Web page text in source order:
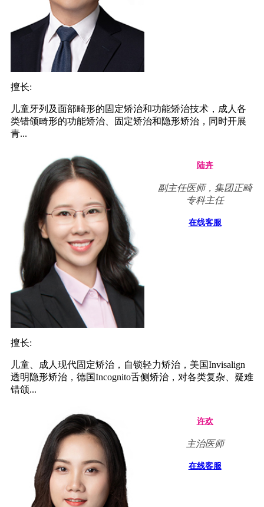
擅长:
儿童牙列及面部畸形的固定矫治和功能矫治技术，成人各
类错颌畸形的功能矫治、固定矫治和隐形矫治，同时开展
青...
陆卉
副主任医师，集团正畸
专科主任
在线客服
擅长:
儿童、成人现代固定矫治，自锁轻力矫治，美国Invisalign
透明隐形矫治，德国Incognito舌侧矫治，对各类复杂、疑难
错颌...
许欢
主治医师
在线客服